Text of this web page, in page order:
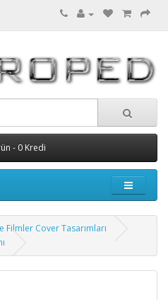
- 0 Kredi
Filmler Cover Tasarımları